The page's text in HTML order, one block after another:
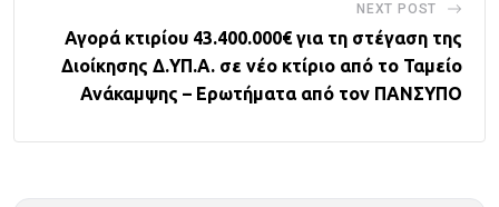
NEXT POST
Αγορά κτιρίου 43.400.000€ για τη στέγαση της
Διοίκησης Δ.ΥΠ.Α. σε νέο κτίριο από το Ταμείο
Ανάκαμψης – Ερωτήματα από τον ΠΑΝΣΥΠΟ